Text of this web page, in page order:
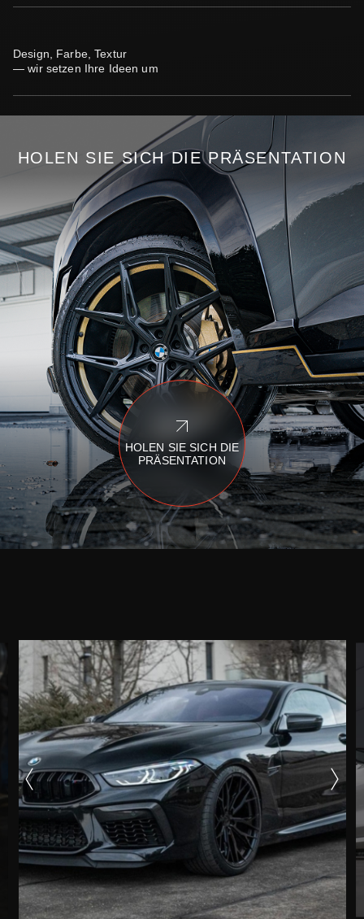
Design, Farbe, Textur
— wir setzen Ihre Ideen um
HOLEN SIE SICH DIE PRÄSENTATION
HOLEN SIE SICH DIE
PRÄSENTATION